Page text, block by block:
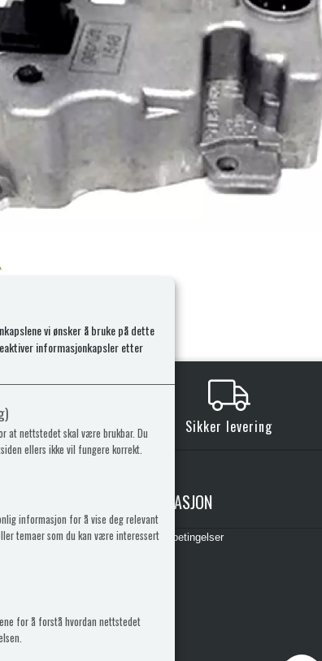
hent Sikker levering
INFORMASJON
Leveringsbetingelser
vi ønsker å bruke på dette
informasjonkapsler etter
at nettstedet skal være brukbar. Du
ellers ikke vil fungere korrekt.
informasjon for å vise deg relevant
temaer som du kan være interessert
for å forstå hvordan nettstedet